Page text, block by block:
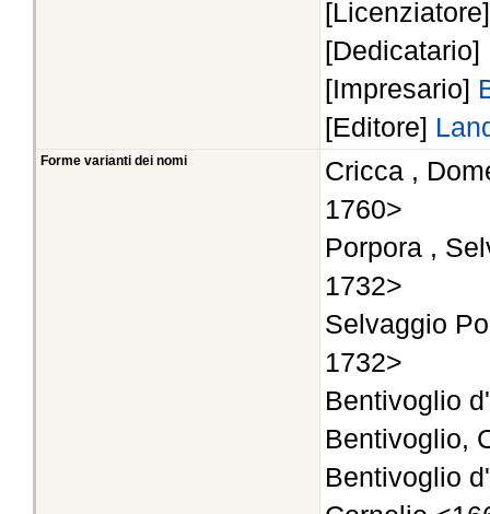
[Dedicatario]
[Impresario]
[Editore]
Forme varianti dei nomi
Cricca ,
1760>
Porpora ,
1732>
Selvaggio
1732>
Bentivoglio
Bentivoglio,
Bentivoglio